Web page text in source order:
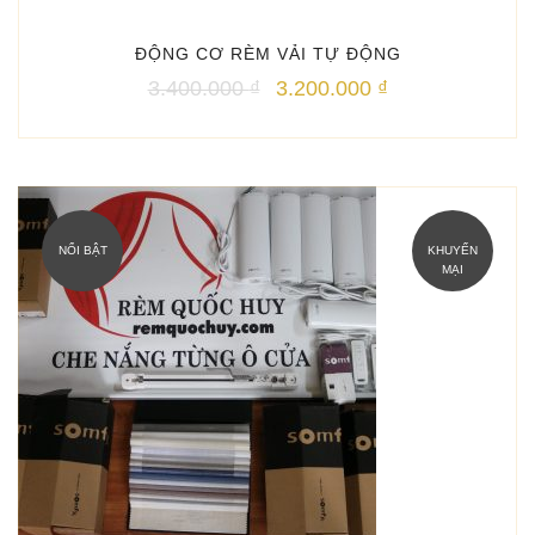
ĐỘNG CƠ RÈM VẢI TỰ ĐỘNG
3.400.000₫
Giá
là:
3.200.000 ₫Giá
tại
NỔI BẬT
KHUYẾN
MẠI